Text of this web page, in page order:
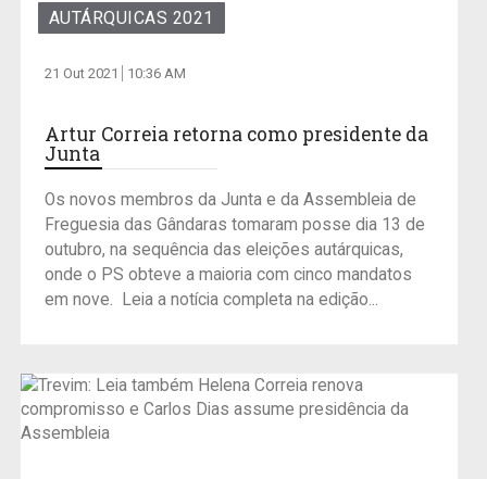
AUTÁRQUICAS 2021
21 Out 2021 10:36 AM
Artur Correia retorna como presidente da
Junta
Os novos membros da Junta e da Assembleia de
Freguesia das Gândaras tomaram posse dia 13 de
outubro, na sequência das eleições autárquicas,
onde o PS obteve a maioria com cinco mandatos
em nove. Leia a notícia completa na edição...